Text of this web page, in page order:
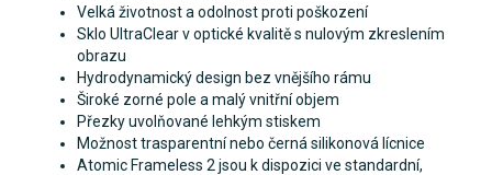
Velká životnost a odolnost proti poškození
Sklo UltraClear v optické kvalitě s nulovým zkreslením
obrazu
Hydrodynamický design bez vnějšího rámu
Široké zorné pole a malý vnitřní objem
Přezky uvolňované lehkým stiskem
Možnost trasparentní nebo černá silikonová lícnice
Atomic Frameless 2 jsou k dispozici ve standardní,